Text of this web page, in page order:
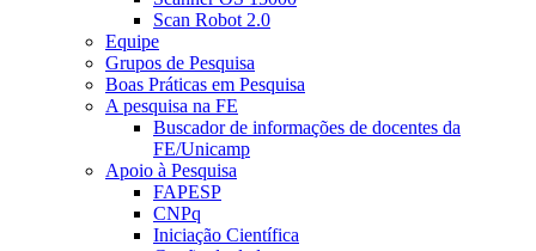
Scan Robot 2.0
Equipe
Grupos de Pesquisa
Boas Práticas em Pesquisa
A pesquisa na FE
Buscador de informações de docentes da
FE/Unicamp
Apoio à Pesquisa
FAPESP
CNPq
Iniciação Científica